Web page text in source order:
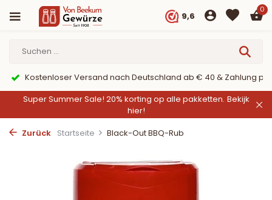
9,6
0
PayPal
9,6/10 Webwinkelkeur ✔
Super Summer Sale! 20% korting op alle pakketten. Bekijk
hier!
Zurück Startseite Black-Out BBQ-Rub